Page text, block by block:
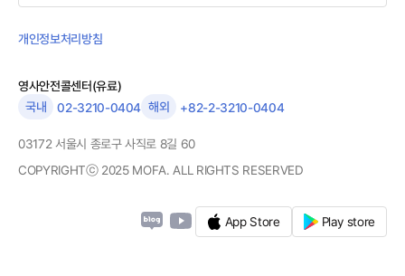
개인정보처리방침
영사안전콜센터(유료)
국내
02-3210-0404 해외 +82-2-3210-0404
03172 서울시 종로구 사직로 8길 60
COPYRIGHTⓒ 2025 MOFA. ALL RIGHTS RESERVED
App Store Play store